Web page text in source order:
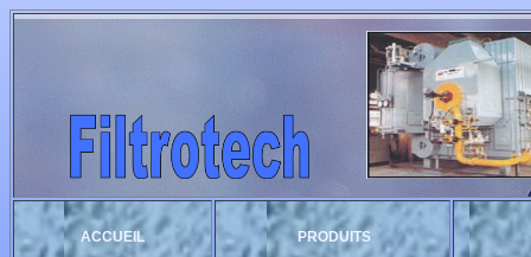
ACCUEIL PRODUITS